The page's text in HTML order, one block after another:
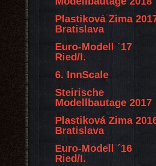
Plastiková Zima
Bratislava
Euro-Modell ´17
Ried/I.
6. InnScale
Steirische
Modellbautage 2017
Plastiková Zima
Bratislava
Euro-Modell ´16
Ried/I.